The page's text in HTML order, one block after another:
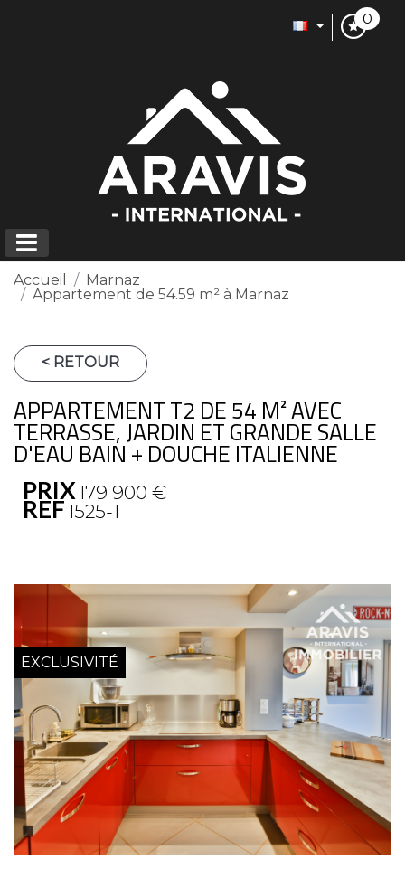
0
Accueil
Marnaz
Appartement de 54.59 m² à Marnaz
< RETOUR
APPARTEMENT T2 DE 54 M² AVEC
TERRASSE, JARDIN ET GRANDE SALLE
D'EAU BAIN + DOUCHE ITALIENNE
PRIX179 900 €
REF1525-1
EXCLUSIVITÉ